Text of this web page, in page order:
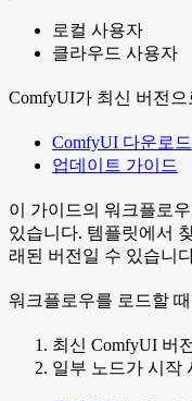
로컬 사용자
클라우드 사용자
ComfyUI가 최신 버전
ComfyUI 다운로드
업데이트 가이드
이 가이드의 워크플로
있습니다. 템플릿에서
래된 버전일 수 있습니
워크플로우를 로드할
최신 ComfyUI 버
일부 노드가 시작